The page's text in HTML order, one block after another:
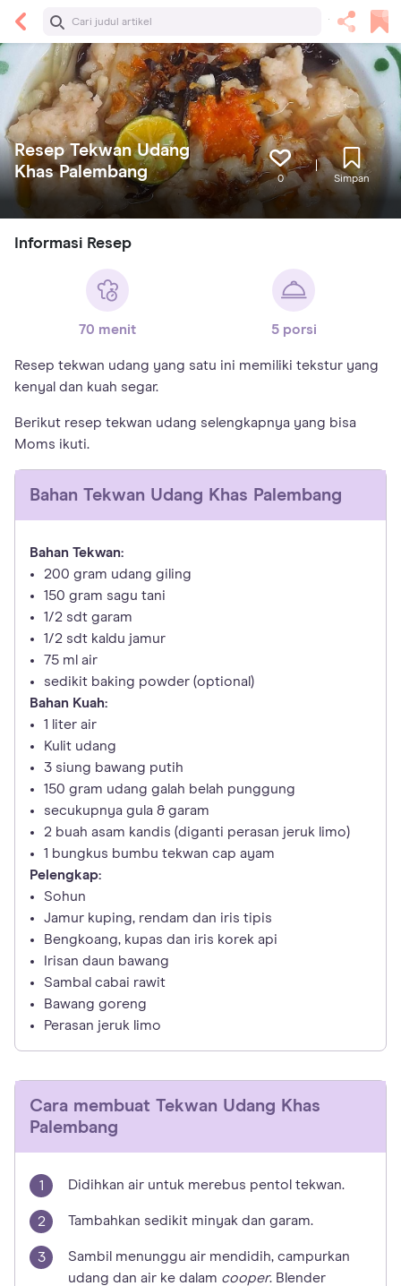
Resep Tekwan Udang
Khas Palembang
0 Simpan
Informasi Resep
70 menit 5 porsi
Resep tekwan udang yang satu ini memiliki tekstur yang
kenyal dan kuah segar.
Berikut resep tekwan udang selengkapnya yang bisa
Moms ikuti.
Bahan Tekwan Udang Khas Palembang
Bahan Tekwan:
200 gram udang giling
150 gram sagu tani
1/2 sdt garam
1/2 sdt kaldu jamur
75 ml air
sedikit baking powder (optional)
Bahan Kuah:
1 liter air
Kulit udang
3 siung bawang putih
150 gram udang galah belah punggung
secukupnya gula & garam
2 buah asam kandis (diganti perasan jeruk limo)
1 bungkus bumbu tekwan cap ayam
Pelengkap:
Sohun
Jamur kuping, rendam dan iris tipis
Bengkoang, kupas dan iris korek api
Irisan daun bawang
Sambal cabai rawit
Bawang goreng
Perasan jeruk limo
Cara membuat Tekwan Udang Khas
Palembang
Didihkan air untuk merebus pentol tekwan.
Tambahkan sedikit minyak dan garam.
Sambil menunggu air mendidih, campurkan
udang dan air ke dalam cooper. Blender